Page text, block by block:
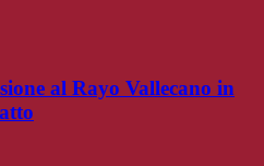
al Rayo Vallecano in